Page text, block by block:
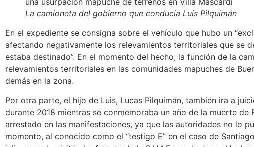
La camioneta del gobierno que conducía Luis Pilquimán
En el expediente se consigna sobre el vehículo que hubo un
afectando negativamente los relevamientos territoriales que se
estaba destinado”. En el momento del hecho, la función de la
relevamientos territoriales en las comunidades mapuches de
demás en la zona.
Por otra parte, el hijo de Luis, Lucas Pilquimán, también ira a
durante 2018 mientras se conmemoraba un año de la muerte de
arrestado en las manifestaciones, ya que las autoridades no lo
momento, al conocido como el “testigo E” en el caso de